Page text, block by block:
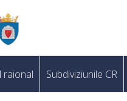
raional Subdiviziunile CR